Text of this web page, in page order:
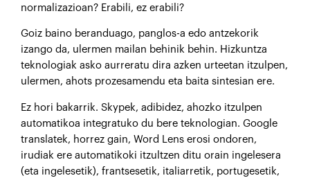
normalizazioan? Erabili, ez erabili?
Goiz baino beranduago, panglos-a edo antzekorik
izango da, ulermen mailan behinik behin. Hizkuntza
teknologiak asko aurreratu dira azken urteetan itzulpen,
ulermen, ahots prozesamendu eta baita sintesian ere.
Ez hori bakarrik. Skypek, adibidez, ahozko itzulpen
automatikoa integratuko du bere teknologian. Google
translatek, horrez gain, Word Lens erosi ondoren,
irudiak ere automatikoki itzultzen ditu orain ingelesera
(eta ingelesetik), frantsesetik, italiarretik, portugesetik,